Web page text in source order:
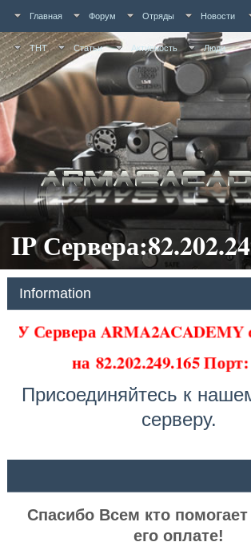
Главная Форум Отряды Новости
ТНТ Статьи Активность Люди
IP
Information
У Сервера ARMA2ACADEMY
на82.202.249.165 Порт:
Присоединяйтесь к
серверу.
Спасибо Всем кто
его оплате!